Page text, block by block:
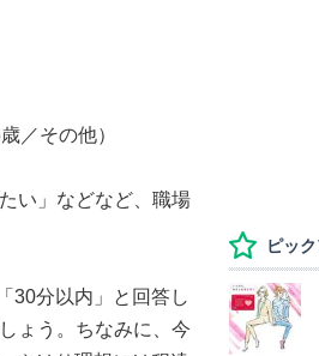
／その他）
い」などなど、職場
30分以内」と回答し
ょう。ちなみに、今
ピッ